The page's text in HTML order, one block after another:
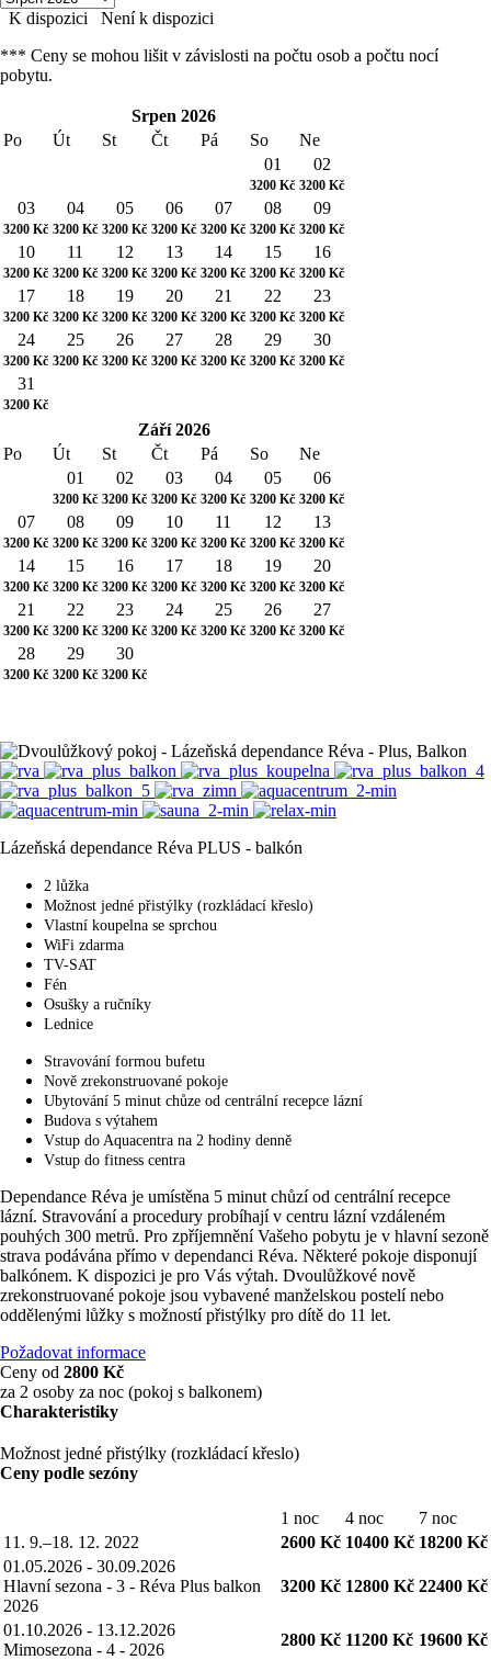
K dispozici
Není k dispozici
*** Ceny se mohou lišit v závislosti na počtu osob a počtu nocí
pobytu.
Srpen 2026
Po
Út St Čt Pá So
Ne
01
3200 Kč
02
3200 Kč
03
3200 Kč
04
3200 Kč
05
3200 Kč
06
3200 Kč
07
3200 Kč
08
3200 Kč
09
3200 Kč
10
3200 Kč
11
3200 Kč
12
3200 Kč
13
3200 Kč
14
3200 Kč
15
3200 Kč
16
3200 Kč
17
3200 Kč
18
3200 Kč
19
3200 Kč
20
3200 Kč
21
3200 Kč
22
3200 Kč
23
3200 Kč
24
3200 Kč
25
3200 Kč
26
3200 Kč
27
3200 Kč
28
3200 Kč
29
3200 Kč
30
3200 Kč
31
3200 Kč
Září 2026
Po
Út St Čt Pá So
Ne
01
3200 Kč
02
3200 Kč
03
3200 Kč
04
3200 Kč
05
3200 Kč
06
3200 Kč
07
3200 Kč
08
3200 Kč
09
3200 Kč
10
3200 Kč
11
3200 Kč
12
3200 Kč
13
3200 Kč
14
3200 Kč
15
3200 Kč
16
3200 Kč
17
3200 Kč
18
3200 Kč
19
3200 Kč
20
3200 Kč
21
3200 Kč
22
3200 Kč
23
3200 Kč
24
3200 Kč
25
3200 Kč
26
3200 Kč
27
3200 Kč
28
3200 Kč
29
3200 Kč
30
3200 Kč
Lázeňská dependance Réva PLUS - balkón
2 lůžka
Možnost jedné přistýlky (rozkládací křeslo)
Vlastní koupelna se sprchou
WiFi zdarma
TV-SAT
Fén
Osušky a ručníky
Lednice
Stravování formou bufetu
Nově zrekonstruované pokoje
Ubytování 5 minut chůze od centrální recepce lázní
Budova s výtahem
Vstup do Aquacentra na 2 hodiny denně
Vstup do fitness centra
Dependance Réva je umístěna 5 minut chůzí od centrální recepce
lázní. Stravování a procedury probíhají v centru lázní vzdáleném
pouhých 300 metrů. Pro zpříjemnění Vašeho pobytu je v hlavní sezoně
strava podávána přímo v dependanci Réva. Některé pokoje disponují
balkónem. K dispozici je pro Vás výtah. Dvoulůžkové nově
zrekonstruované pokoje jsou vybavené manželskou postelí nebo
oddělenými lůžky s možností přistýlky pro dítě do 11 let.
Požadovat informace
Ceny od 2800 Kč
za 2 osoby za noc (pokoj s balkonem)
Charakteristiky
Možnost jedné přistýlky (rozkládací křeslo)
Ceny podle sezóny
1 noc 4 noc
7 noc
11. 9.–18. 12. 2022
2600 Kč 10400 Kč 18200 Kč
01.05.2026 - 30.09.2026
Hlavní sezona - 3 - Réva Plus balkon
2026
3200 Kč 12800 Kč 22400 Kč
01.10.2026 - 13.12.2026
Mimosezona - 4 - 2026
2800 Kč 11200 Kč 19600 Kč